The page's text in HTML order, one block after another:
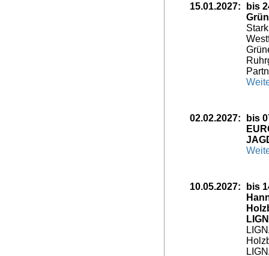
15.01.2027:
bis
02.02.2027:
bis
10.05.2027:
bis